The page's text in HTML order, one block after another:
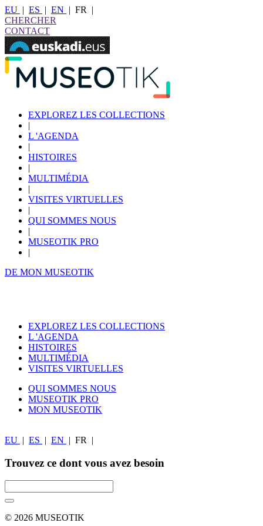
EU | ES | EN | FR
|
CHERCHER
CONTACT
EXPLOREZ LES COLLECTIONS
|
L 'AGENDA
|
HISTOIRES
|
MULTIMÉDIA
|
VISITES VIRTUELLES
|
QUI SOMMES NOUS
|
MUSEOTIK PRO
|
DE MON MUSEOTIK
EXPLOREZ LES COLLECTIONS
L 'AGENDA
HISTOIRES
MULTIMÉDIA
VISITES VIRTUELLES
QUI SOMMES NOUS
MUSEOTIK PRO
MON MUSEOTIK
EU | ES | EN | FR |
Trouvez ce dont vous avez besoin
© 2026 MUSEOTIK